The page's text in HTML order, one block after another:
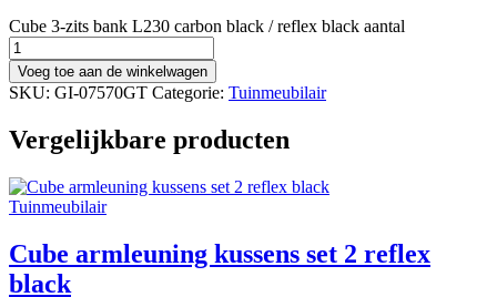
Cube 3-zits bank L230 carbon black / reflex black aantal
Voeg toe aan de winkelwagen
SKU: GI-07570GT Categorie: Tuinmeubilair
Vergelijkbare producten
Tuinmeubilair
Cube armleuning kussens set 2 reflex
black